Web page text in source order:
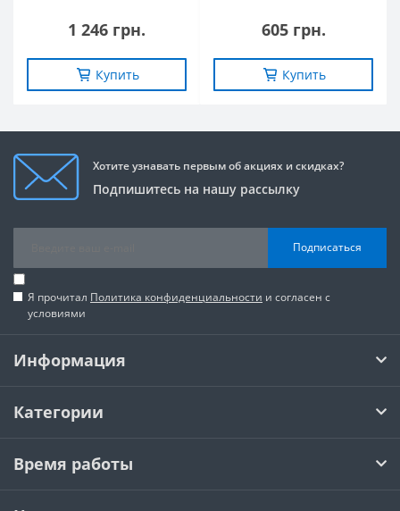
1 246 грн.
Купить
605 грн.
Купить
Хотите узнавать первым об акциях и скидках?
Подпишитесь на нашу рассылку
Подписаться
Я прочитал Политика конфиденциальности и согласен с
условиями
Информация
Категории
Время работы